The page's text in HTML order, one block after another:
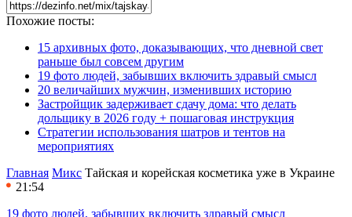
Похожие посты:
15 архивных фото, доказывающих, что дневной свет
раньше был совсем другим
19 фото людей, забывших включить здравый смысл
20 величайших мужчин, изменивших историю
Застройщик задерживает сдачу дома: что делать
дольщику в 2026 году + пошаговая инструкция
Стратегии использования шатров и тентов на
мероприятиях
Главная Микс Тайская и корейская косметика уже в Украине
21:54
19 фото людей, забывших включить здравый смысл